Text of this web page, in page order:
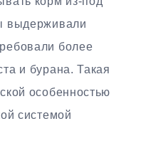
выдерживали
более
и бурана. Такая
особенностью
системой